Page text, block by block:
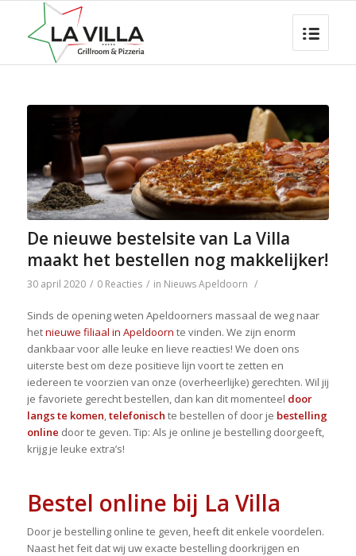
De nieuwe bestelsite van La Villa
maakt het bestellen nog makkelijker!
30 april 2020 / 0 Reacties / in Nieuws Apeldoorn /
Sinds de opening weten Apeldoorners massaal de weg naar
hetnieuwe filiaal in Apeldoorn te vinden. We zijn enorm
dankbaar voor alle leuke en lieve reacties! We doen ons
uiterste best om deze positieve lijn voort te zetten en
iedereen te voorzien van onze (overheerlijke) gerechten. Wil jij
je favoriete gerecht bestellen, dan kan dit momenteel door
langs te komen,telefonisch te bestellen of door je bestelling
online door te geven. Tip: Als je online je bestelling doorgeeft,
krijg je leuke extra’s!
Bestel online bij La Villa
Door je bestelling online te geven, heeft dit enkele voordelen.
Naast het feit dat wij uw exacte bestelling doorkrijgen en